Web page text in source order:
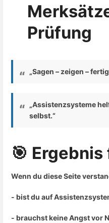
Prüfung
„Sagen – zeigen –
„Assistenzsysteme
selbst.“
🎯
Wenn du diese Seite
- bist du auf
- brauchst keine Angst vor